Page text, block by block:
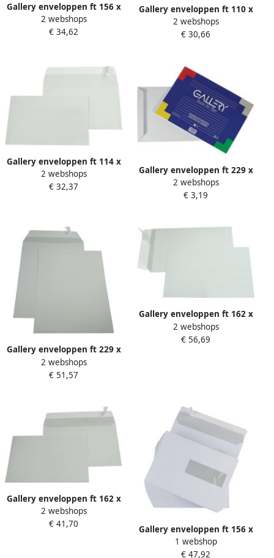
Gallery enveloppen ft 156 x
220 mm stripsluiting
binnenzijde grijs doos van
2 webshops
€ 34,62
Gallery enveloppen ft 110 x
220 mm venster links
stripsluiting doos van 500
2 webshops
€ 30,66
Gallery enveloppen ft 114 x
162 mm stripsluiting
binnenzijde grijs doos van
2 webshops
€ 32,37
Gallery enveloppen ft 229 x
324 mm gegomd
binnenzijde blauw pak van
2 webshops
€ 3,19
Gallery enveloppen ft 229 x
324 mm stripsluiting
binnenzijde grijs doos van
2 webshops
€ 51,57
Gallery enveloppen ft 162 x
229 mm stripsluiting
binnenzijde grijs doos van
2 webshops
€ 56,69
Gallery enveloppen ft 162 x
229 mm stripsluiting
binnenzijde grijs doos van
2 webshops
€ 41,70
Gallery enveloppen ft 156 x
220 mm venster rechts
stripsluiting binnenzijde
1 webshop
€ 47,92